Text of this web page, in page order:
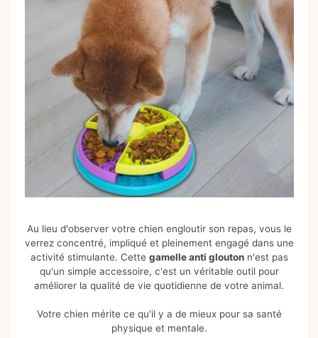
Au lieu d'observer votre chien engloutir son repas, vous le
verrez concentré, impliqué et pleinement engagé dans une
activité stimulante. Cette gamelle anti gloutonn'est pas
qu'un simple accessoire, c'est un véritable outil pour
améliorer la qualité de vie quotidienne de votre animal.
Votre chien mérite ce qu'il y a de mieux pour sa santé
physique et mentale.